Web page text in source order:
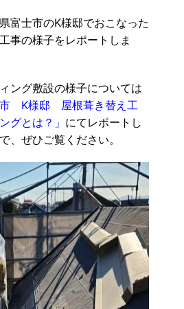
富士市のK様邸でおこなった
事の様子をレポートしま
ング敷設の様子については
市 K様邸 屋根葺き替え工
とは？」 にてレポートし
、ぜひご覧ください。